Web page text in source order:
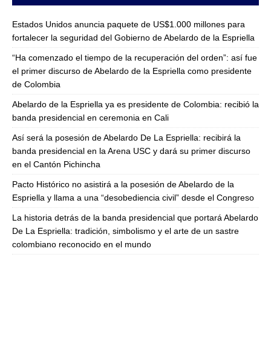
Estados Unidos anuncia paquete de US$1.000 millones para
fortalecer la seguridad del Gobierno de Abelardo de la Espriella
“Ha comenzado el tiempo de la recuperación del orden”: así fue
el primer discurso de Abelardo de la Espriella como presidente
de Colombia
Abelardo de la Espriella ya es presidente de Colombia: recibió la
banda presidencial en ceremonia en Cali
Así será la posesión de Abelardo De La Espriella: recibirá la
banda presidencial en la Arena USC y dará su primer discurso
en el Cantón Pichincha
Pacto Histórico no asistirá a la posesión de Abelardo de la
Espriella y llama a una “desobediencia civil” desde el Congreso
La historia detrás de la banda presidencial que portará Abelardo
De La Espriella: tradición, simbolismo y el arte de un sastre
colombiano reconocido en el mundo